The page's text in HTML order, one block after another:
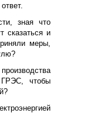
зная что
сказаться и
меры,
ГРЭС, чтобы